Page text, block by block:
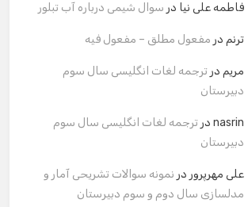
فاطمه علی نیا در سوال شیمی درباره آب تبلور
ترنم در مفعول مطلق – مفعول فیه
مریم در ترجمه لغات انگلیسی سال سوم
دبیرستان
nasrin در ترجمه لغات انگلیسی سال سوم
دبیرستان
علی مهرپرور در نمونه سوالات تشریحی آمار و
مدلسازی سال دوم و سوم دبیرستان